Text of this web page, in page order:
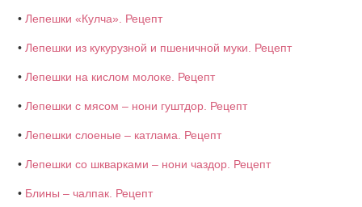
• Лепешки «Кулча». Рецепт
• Лепешки из кукурузной и пшеничной муки. Рецепт
• Лепешки на кислом молоке. Рецепт
• Лепешки с мясом – нони гуштдор. Рецепт
• Лепешки слоеные – катлама. Рецепт
• Лепешки со шкварками – нони чаздор. Рецепт
• Блины – чалпак. Рецепт